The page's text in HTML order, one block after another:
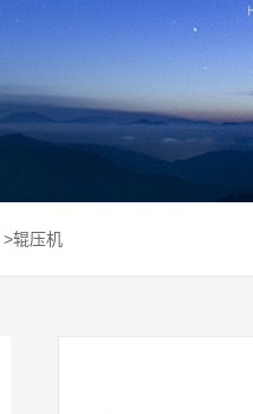
>辊压机